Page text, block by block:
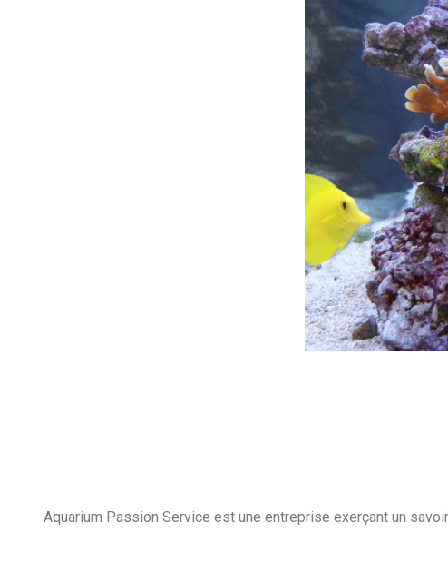
Aquarium Passion Service est une entreprise exerçant un